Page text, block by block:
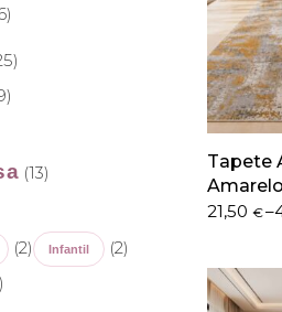
Tapete
Amarelo
21,50 €–
Price
through
402,50 €
(13)
(2) Infantil (2)